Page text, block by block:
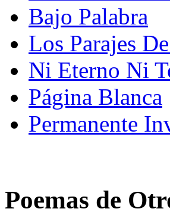
Bajo Palabra
Los Parajes
Ni Eterno Ni
Página Blanca
Permanente
Poemas de